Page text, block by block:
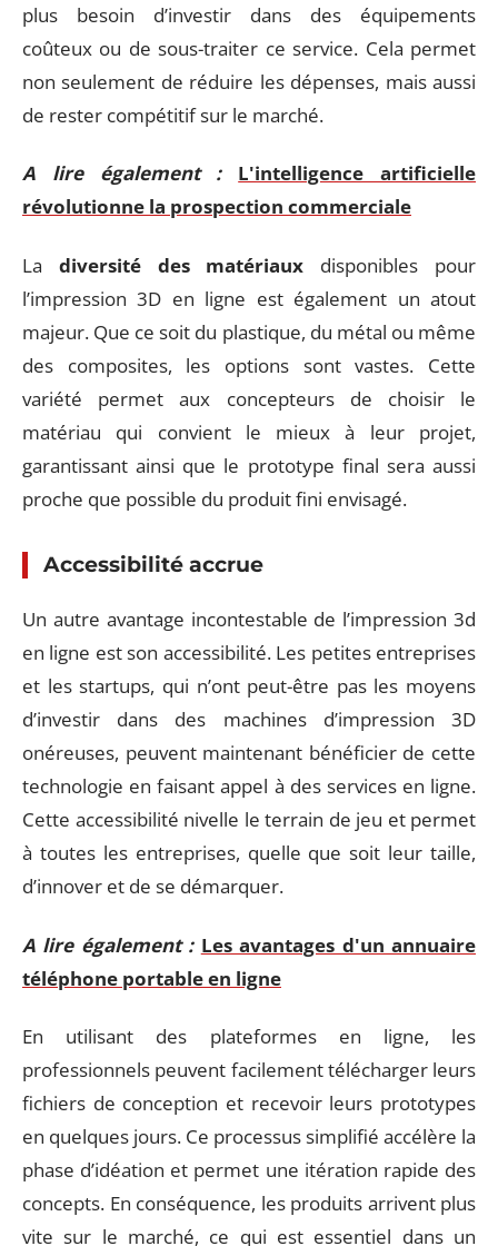
plus besoin d’investir dans des équipements
coûteux ou de sous-traiter ce service. Cela permet
non seulement de réduire les dépenses, mais aussi
de rester compétitif sur le marché.
A lire également :
L'intelligence artificielle
révolutionne la prospection commerciale
La diversité des matériaux disponibles pour
l’impression 3D en ligne est également un atout
majeur. Que ce soit du plastique, du métal ou même
des composites, les options sont vastes. Cette
variété permet aux concepteurs de choisir le
matériau qui convient le mieux à leur projet,
garantissant ainsi que le prototype final sera aussi
proche que possible du produit fini envisagé.
Accessibilité accrue
Un autre avantage incontestable de l’impression 3d
en ligne est son accessibilité. Les petites entreprises
et les startups, qui n’ont peut-être pas les moyens
d’investir dans des machines d’impression 3D
onéreuses, peuvent maintenant bénéficier de cette
technologie en faisant appel à des services en ligne.
Cette accessibilité nivelle le terrain de jeu et permet
à toutes les entreprises, quelle que soit leur taille,
d’innover et de se démarquer.
A lire également : Les avantages d'un annuaire
téléphone portable en ligne
En utilisant des plateformes en ligne, les
professionnels peuvent facilement télécharger leurs
fichiers de conception et recevoir leurs prototypes
en quelques jours. Ce processus simplifié accélère la
phase d’idéation et permet une itération rapide des
concepts. En conséquence, les produits arrivent plus
vite sur le marché, ce qui est essentiel dans un